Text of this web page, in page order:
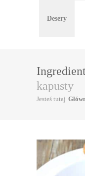
Desery
kapusty
Jesteś tutaj